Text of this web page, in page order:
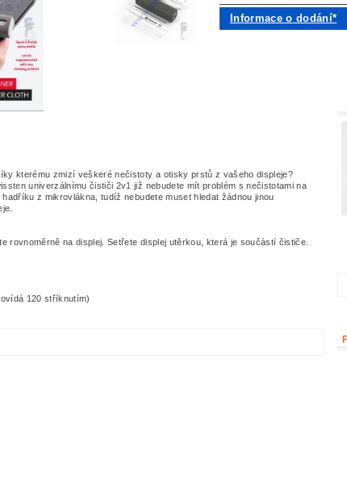
Informace o dodání*
kterému zmizí veškeré nečistoty a otisky prstů z vašeho displeje?
univerzálnímu čističi 2v1 již nebudete mít problém s nečistotami na
z mikrovlákna, tudíž nebudete muset hledat žádnou jinou
rovnoměrně na displej. Setřete displej utěrkou, která je součástí čističe.
120 stříknutím)